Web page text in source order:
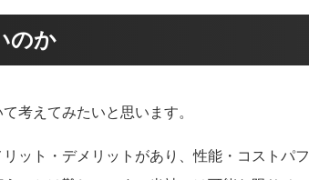
のか
考えてみたいと思います。
ット・デメリットがあり、性能・コストパ